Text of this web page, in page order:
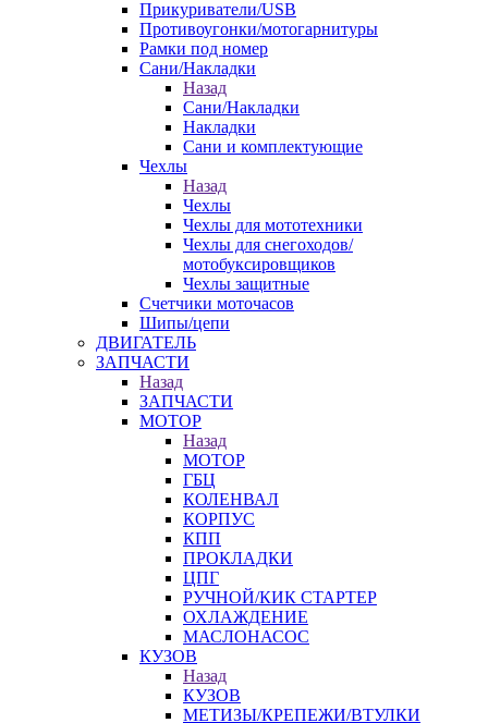
Прикуриватели/USB
Противоугонки/мотогарнитуры
Рамки под номер
Сани/Накладки
Назад
Сани/Накладки
Накладки
Сани и комплектующие
Чехлы
Назад
Чехлы
Чехлы для мототехники
Чехлы для снегоходов/
мотобуксировщиков
Чехлы защитные
Счетчики моточасов
Шипы/цепи
ДВИГАТЕЛЬ
ЗАПЧАСТИ
Назад
ЗАПЧАСТИ
МОТОР
Назад
МОТОР
ГБЦ
КОЛЕНВАЛ
КОРПУС
КПП
ПРОКЛАДКИ
ЦПГ
РУЧНОЙ/КИК СТАРТЕР
ОХЛАЖДЕНИЕ
МАСЛОНАСОС
КУЗОВ
Назад
КУЗОВ
МЕТИЗЫ/КРЕПЕЖИ/ВТУЛКИ